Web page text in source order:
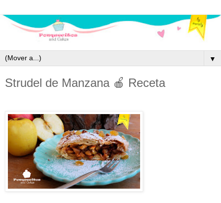
▼
Strudel de Manzana 🍎 Receta